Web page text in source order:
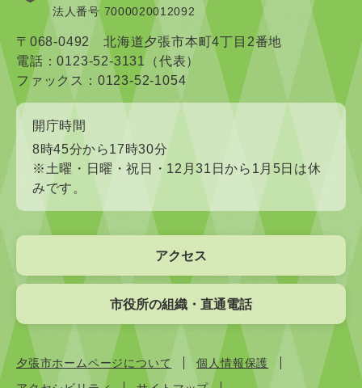
法人番号 7000020012092
〒068-0492 北海道夕張市本町4丁目2番地
電話：0123-52-3131（代表）
ファックス：0123-52-1054
開庁時間
8時45分から17時30分
※土曜・日曜・祝日・12月31日から1月5日は休
みです。
アクセス
市役所の組織・直通電話
夕張市ホームページについて
個人情報保護